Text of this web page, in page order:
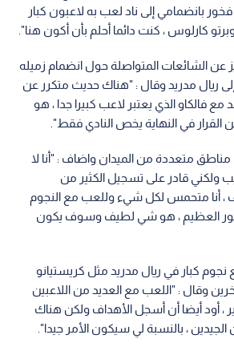
فخور بانضمامي إلى ناد لعب به لاعبون كبار
كارلوس ، كنت دائما أحلم بأن أكون هنا".
الشائعات المتواصلة حول انضمام زميله
إلى ريال مدريد وقال : "هناك حديث متكرر عن
مع فالكاو الذي يعتبر لاعب كبيرا جدا ، هو
القرار في النهاية يخص النادي فقط".
متعددة من الميدان واضاف : "أنا لا
ولكني قادر على تسجيل الكثير من
، أنا متحمس لكل شيء وللعب مع النجوم
العظيم ، هو شي لطيف وسوف يكون
نجوم كبار في ريال مدريد مثل كريستيانو
وقال : "اللعب مع العديد من اللاعبين
، أود أيضا أن أسجل الأهداف ولكن هناك
الجيدين ، بالنسبة لي سيكون الأمر جيدا".